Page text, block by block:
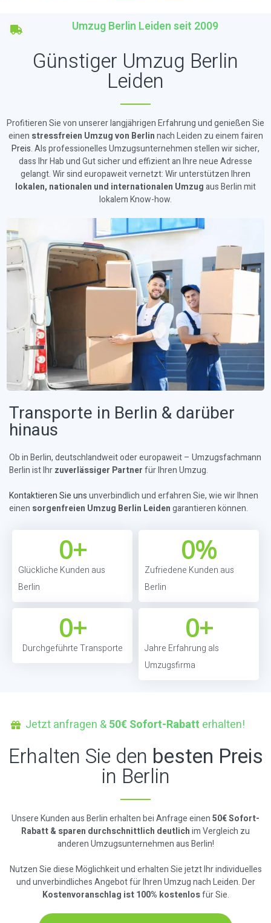
Umzug Berlin Leiden seit 2009
Günstiger Umzug Berlin
Leiden
Profitieren Sie von unserer langjährigen Erfahrung und genießen Sie
einen stressfreien Umzug von Berlinnach Leiden zu einem fairen
Preis. Als professionelles Umzugsunternehmen stellen wir sicher,
dass Ihr Hab und Gut sicher und effizient an Ihre neue Adresse
gelangt. Wir sind europaweit vernetzt: Wir unterstützen Ihren
lokalen, nationalen und internationalen Umzugaus Berlin mit
lokalem Know-how.
Transporte in Berlin & darüber
hinaus
Ob in Berlin, deutschlandweit oder europaweit – Umzugsfachmann
Berlin ist Ihrzuverlässiger Partnerfür Ihren Umzug.
Kontaktieren Sie unsunverbindlich und erfahren Sie, wie wir Ihnen
einen sorgenfreien Umzug Berlin Leidengarantieren können.
Glückliche Kunden aus
Berlin
0+
Zufriedene Kunden aus
Berlin
0%
Durchgeführte Transporte
0+
Jahre Erfahrung als
Umzugsfirma
0+
Jetzt anfragen &50€ Sofort-Rabatt erhalten!
Erhalten Sie den besten Preis
in Berlin
Unsere Kunden aus Berlin erhalten bei Anfrage einen50€ Sofort-
Rabatt & sparen durchschnittlich deutlichim Vergleich zu
anderen Umzugsunternehmen aus Berlin!
Nutzen Sie diese Möglichkeit und erhalten Sie jetzt Ihr individuelles
und unverbindliches Angebot für Ihren Umzug nach Leiden. Der
Kostenvoranschlag ist 100% kostenlosfür Sie.